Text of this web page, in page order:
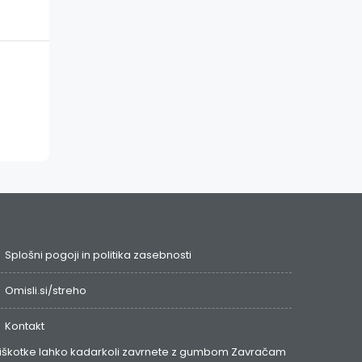
Splošni pogoji in politika zasebnosti
Omisli.si/streho
Kontakt
lahko kadarkoli zavrnete z gumbom Zavračam